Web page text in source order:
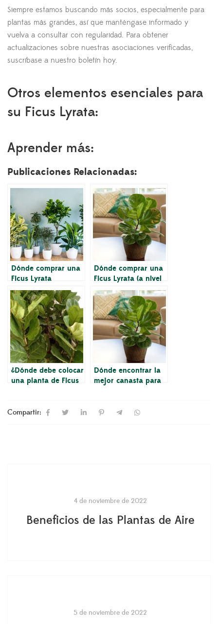
Siempre estamos buscando más socios, especialmente para
plantas más grandes, así que manténgase informado y
vuelva a consultar con regularidad. Para obtener
actualizaciones sobre nuestras asociaciones verificadas,
suscríbase a nuestro boletín hoy.
Otros elementos esenciales para
su Ficus Lyrata:
Aprender más:
Publicaciones Relacionadas:
Dónde comprar una
Ficus Lyrata
abigarrada
Dónde comprar una
Ficus Lyrata (a nivel
local y en línea)
¿Dónde debe colocar
una planta de Ficus
Dónde encontrar la
mejor canasta para
Compartir:
4 de noviembre de 2022
Beneficios de las Plantas de Aire
5 de noviembre de 2022